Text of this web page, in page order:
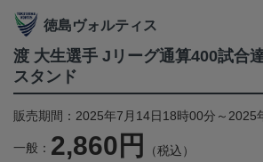
徳島ヴォルティス
渡 大生選手 Jリーグ通算400試合
スタンド
販売期間：2025年7月14日18時00分～2025
一般： 2,860円 （税込）